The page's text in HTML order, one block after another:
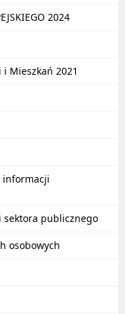
2024
Mieszkań 2021
informacji
sektora publicznego
osobowych